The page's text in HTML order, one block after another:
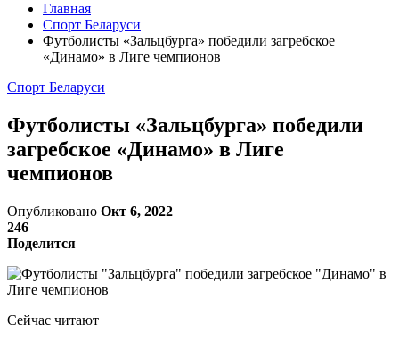
Главная
Спорт Беларуси
Футболисты «Зальцбурга» победили загребское
«Динамо» в Лиге чемпионов
Спорт Беларуси
Футболисты «Зальцбурга» победили
загребское «Динамо» в Лиге
чемпионов
Опубликовано Окт 6, 2022
246
Поделится
Сейчас читают